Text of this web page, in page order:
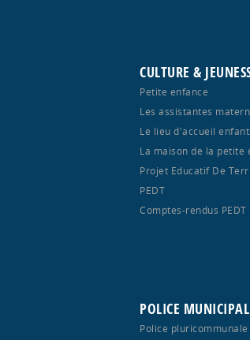
CULTURE &
Petite enfance
Les assistantes
Le lieu d'accueil
La maison de la petite
Projet Educatif De
PEDT
Comptes-rendus PEDT
POLICE
Police